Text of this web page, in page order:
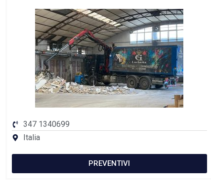
347 1340699
Italia
PREVENTIVI